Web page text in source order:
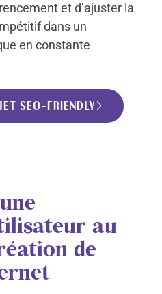
et d’ajuster la
dans un
en constante
SEO-FRIENDLY
au
de